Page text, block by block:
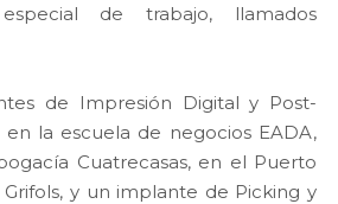
de trabajo, llamados
de Impresión Digital y Post-
en la escuela de negocios EADA,
Cuatrecasas, en el Puerto
y un implante de Picking y